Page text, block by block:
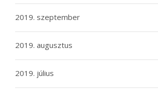
2019. szeptember
2019. augusztus
2019. július